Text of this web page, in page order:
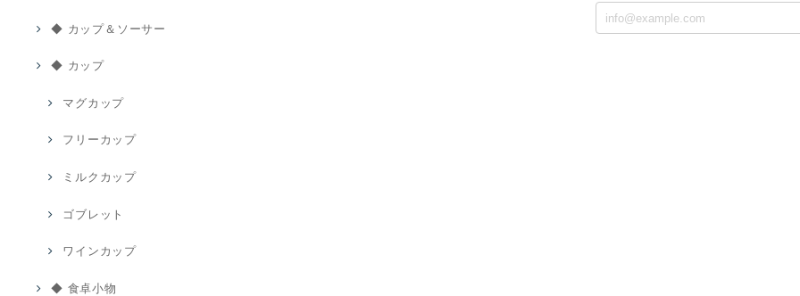
◆ カップ＆ソーサー
◆ カップ
マグカップ
フリーカップ
ミルクカップ
ゴブレット
ワインカップ
◆ 食卓小物